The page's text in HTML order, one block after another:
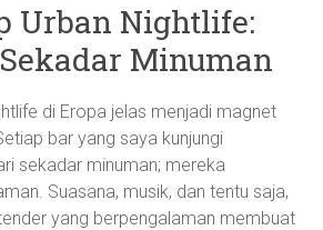
Urban Nightlife:
Minuman
di Eropa jelas menjadi magnet
bar yang saya kunjungi
sekadar minuman; mereka
Suasana, musik, dan tentu saja,
yang berpengalaman membuat